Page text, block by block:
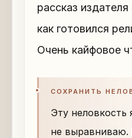
рассказ
как готовился
Очень кайфовое
СОХРАНИТЬ
Эту неловкость
не выравниваю.